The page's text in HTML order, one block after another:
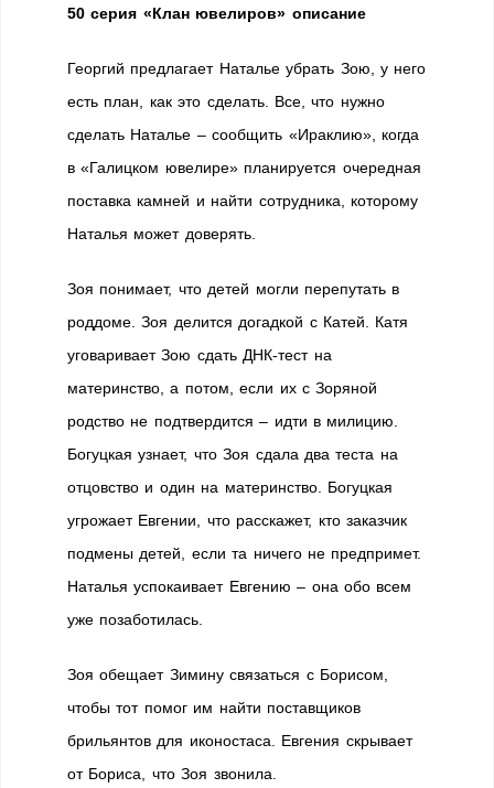
50 серия «Клан ювелиров» описание
Георгий предлагает Наталье убрать Зою, у него
есть план, как это сделать. Все, что нужно
сделать Наталье – сообщить «Ираклию», когда
в «Галицком ювелире» планируется очередная
поставка камней и найти сотрудника, которому
Наталья может доверять.
Зоя понимает, что детей могли перепутать в
роддоме. Зоя делится догадкой с Катей. Катя
уговаривает Зою сдать ДНК-тест на
материнство, а потом, если их с Зоряной
родство не подтвердится – идти в милицию.
Богуцкая узнает, что Зоя сдала два теста на
отцовство и один на материнство. Богуцкая
угрожает Евгении, что расскажет, кто заказчик
подмены детей, если та ничего не предпримет.
Наталья успокаивает Евгению – она обо всем
уже позаботилась.
Зоя обещает Зимину связаться с Борисом,
чтобы тот помог им найти поставщиков
брильянтов для иконостаса. Евгения скрывает
от Бориса, что Зоя звонила.